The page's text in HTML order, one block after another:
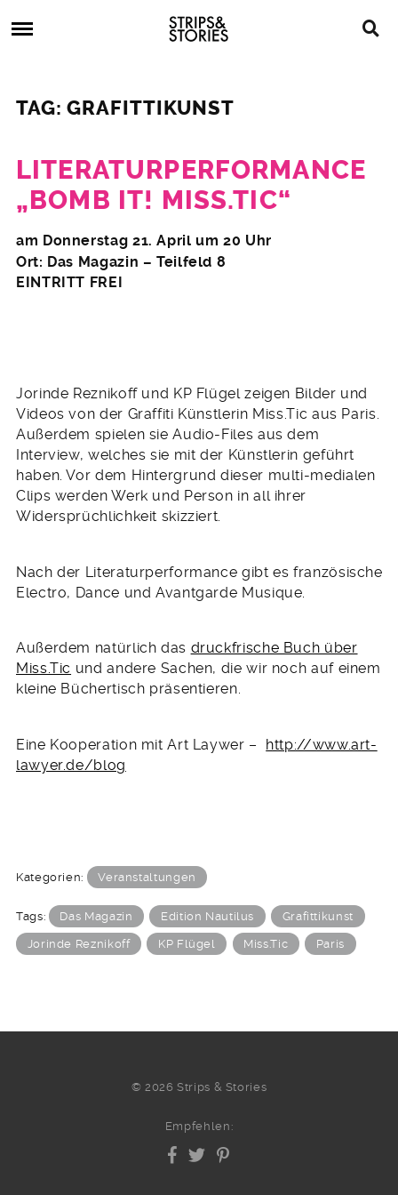
to
Strips
&
Stories
Comics,
TAG: GRAFITTIKUNST
LITERATURPERFORMANCE
„BOMB IT! MISS.TIC“
1.
April
2011
am Donnerstag 21. April um 20 Uhr
Ort: Das Magazin – Teilfeld 8
EINTRITT FREI
Jorinde Reznikoff und KP Flügel zeigen Bilder und
Videos von der Graffiti Künstlerin Miss.Tic aus Paris.
Außerdem spielen sie Audio-Files aus dem
Interview, welches sie mit der Künstlerin geführt
haben. Vor dem Hintergrund dieser multi-medialen
Clips werden Werk und Person in all ihrer
Widersprüchlichkeit skizziert.
Nach der Literaturperformance gibt es französische
Electro, Dance und Avantgarde Musique.
Außerdem natürlich das druckfrische Buch über
Miss.Tic und andere Sachen, die wir noch auf einem
kleine Büchertisch präsentieren.
Eine Kooperation mit Art Laywer – http://www.art-
lawyer.de/blog
Kategorien: Veranstaltungen
Tags: Das Magazin Edition Nautilus Grafittikunst
Jorinde Reznikoff KP Flügel Miss.Tic Paris
© 2026 Strips & Stories
Empfehlen: